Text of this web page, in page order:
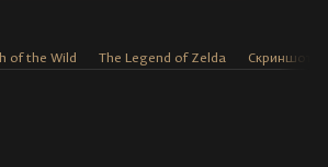
of the Wild The Legend of Zelda Скриншоты